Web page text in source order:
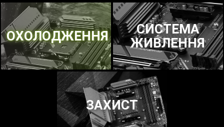
ОХОЛОДЖЕННЯ
СИСТЕМА
ЖИВЛЕННЯ
ЗАХИСТ